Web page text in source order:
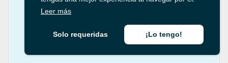
Leer más
Solo requeridas ¡Lo tengo!